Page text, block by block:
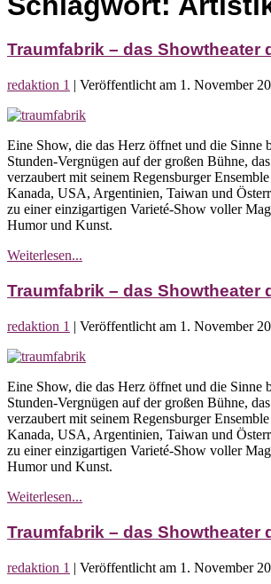
Traumfabrik – das Showtheater
redaktion 1 | Veröffentlicht am 1. November
Traumfabrik
das
Showtheater
der
Phantasie
Eine Show, die das Herz öffnet und die Sinne
Stunden-Vergnügen auf der großen Bühne,
verzaubert mit seinem Regensburger
Kanada, USA, Argentinien, Taiwan und
zu einer einzigartigen Varieté-Show voller
Humor und Kunst.
Weiterlesen...
das
Showtheater
der
Phantasie
Traumfabrik – das Showtheater
redaktion 1 | Veröffentlicht am 1. November
Traumfabrik
das
Showtheater
der
Phantasie
Eine Show, die das Herz öffnet und die Sinne
Stunden-Vergnügen auf der großen Bühne,
verzaubert mit seinem Regensburger
Kanada, USA, Argentinien, Taiwan und
zu einer einzigartigen Varieté-Show voller
Humor und Kunst.
Weiterlesen...
das
Showtheater
der
Phantasie
Traumfabrik – das Showtheater
redaktion 1 | Veröffentlicht am 1. November